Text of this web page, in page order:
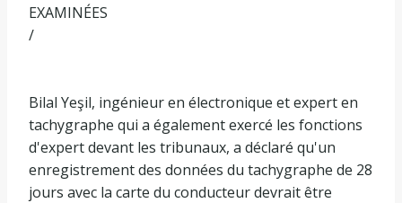
EXAMINÉES
/
Bilal Yeşil, ingénieur en électronique et expert en
tachygraphe qui a également exercé les fonctions
d'expert devant les tribunaux, a déclaré qu'un
enregistrement des données du tachygraphe de 28
jours avec la carte du conducteur devrait être